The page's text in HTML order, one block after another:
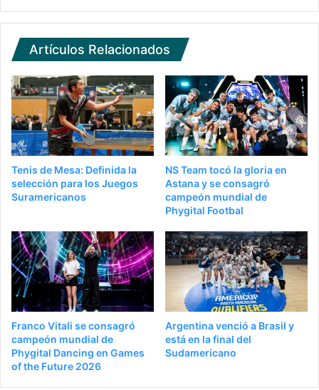
Artículos Relacionados
Tenis de Mesa: Definida la
selección para los Juegos
Suramericanos
NS Team tocó la gloria en
Astana y se consagró
campeón mundial de
Phygital Footbal
Franco Vitali se consagró
campeón mundial de
Phygital Dancing en Games
of the Future 2026
Argentina venció a Brasil y
está en la final del
Sudamericano